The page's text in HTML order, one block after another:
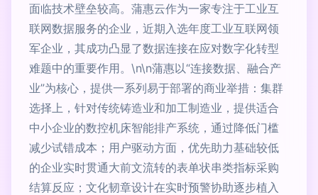
面临技术壁垒较高。蒲惠云作为一家专注于工业互
联网数据服务的企业，近期入选年度工业互联网领
军企业，其成功凸显了数据连接在应对数字化转型
难题中的重要作用。\n\n蒲惠以“连接数据、融合产
业”为核心，提供一系列易于部署的商业举措：集群
选择上，针对传统铸造业和加工制造业，提供适合
中小企业的数控机床智能排产系统，通过降低门槛
减少试错成本；用户驱动方面，优先助力基础较低
的企业实时贯通大前文流转的表单状串类指标采购
结算反应；文化韧章设计在实时预警协助逐步植入